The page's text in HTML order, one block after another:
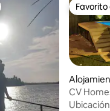
CV
cocina,
Ubicación